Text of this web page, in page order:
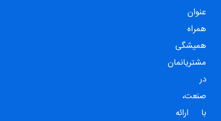
عنوان
همراه
همیشگی
مشتریانمان
در
صنعت،
با ارائه